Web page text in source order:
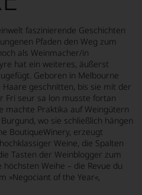
faszinierende Geschichten
Pfaden den Weg zum
als Weinmacher/in
hat ein weiteres, äußerst
Geboren in Melbourne
geschnitten, bis sie mit der
Fri seur sa lon musste fortan
machte Praktika auf Weingütern
wo sie schließlich hängen
BoutiqueWinery, erzeugt
Weine, die Spalten
Tasten der Weinblogger zum
Weihe – die Revue du
»Negociant of the Year«,